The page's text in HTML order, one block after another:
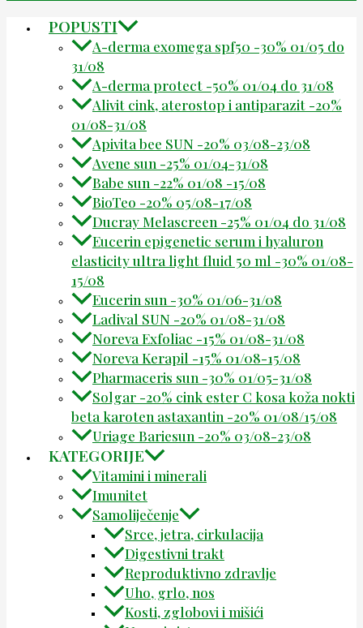
POPUSTI
A-derma exomega spf50 -30% 01/05 do
31/08
A-derma protect -50% 01/04 do 31/08
Alivit cink, aterostop i antiparazit -20%
01/08-31/08
Apivita bee SUN -20% 03/08-23/08
Avene sun -25% 01/04-31/08
Babe sun -22% 01/08 -15/08
BioTeo -20% 05/08-17/08
Ducray Melascreen -25% 01/04 do 31/08
Eucerin epigenetic serum i hyaluron
elasticity ultra light fluid 50 ml -30% 01/08-
15/08
Eucerin sun -30% 01/06-31/08
Ladival SUN -20% 01/08-31/08
Noreva Exfoliac -15% 01/08-31/08
Noreva Kerapil -15% 01/08-15/08
Pharmaceris sun -30% 01/05-31/08
Solgar -20% cink ester C kosa koža nokti
beta karoten astaxantin -20% 01/08/15/08
Uriage Bariesun -20% 03/08-23/08
KATEGORIJE
Vitamini i minerali
Imunitet
Samoliječenje
Srce, jetra, cirkulacija
Digestivni trakt
Reproduktivno zdravlje
Uho, grlo, nos
Kosti, zglobovi i mišići